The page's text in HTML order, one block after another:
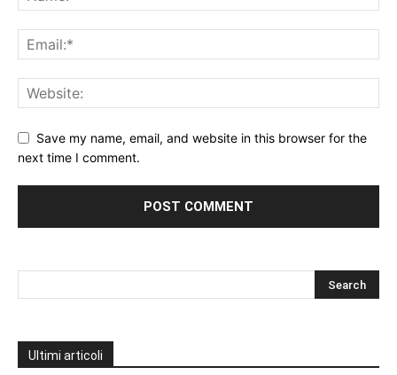
Save my name, email, and website in this browser for the
next time I comment.
Ultimi articoli